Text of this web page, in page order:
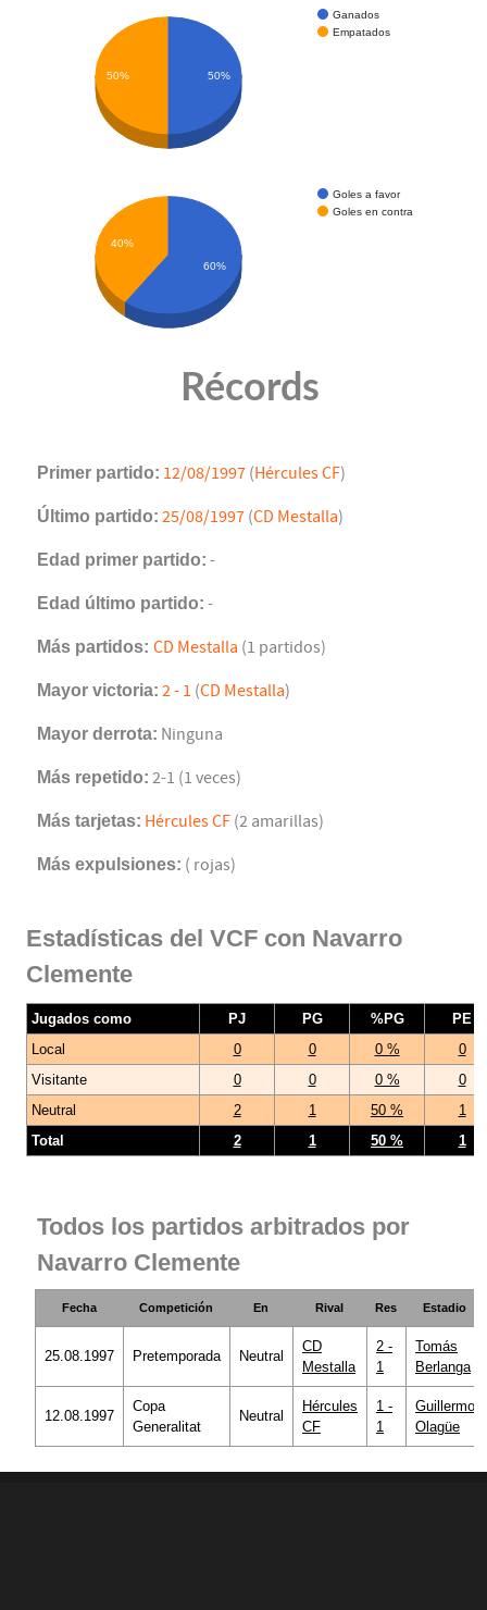
Ganados
Empatados
50% 50%
Goles a favor
Goles en contra
40%
60%
Récords
Primer partido: 12/08/1997 (Hércules CF)
Último partido: 25/08/1997 (CD Mestalla)
Edad primer partido: -
Edad último partido: -
Más partidos: CD Mestalla (1 partidos)
Mayor victoria: 2 - 1 (CD Mestalla)
Mayor derrota: Ninguna
Más repetido: 2-1 (1 veces)
Más tarjetas: Hércules CF (2 amarillas)
Más expulsiones: ( rojas)
Estadísticas del VCF con Navarro
Clemente
Jugados como PJ PG %PG
PE
Local
0 0 0 %
0
Visitante
0 0 0 %
0
Neutral
2 1 50 %
1
Total
2 1 50 % 1
Todos los partidos arbitrados por
Navarro Clemente
Fecha Competición En Rival Res Estadio
25.08.1997 Pretemporada Neutral
CD
Mestalla
2 -
1
Tomás
Berlanga
12.08.1997
Copa
Generalitat
Neutral
Hércules
CF
1 -
1
Guillermo
Olagüe